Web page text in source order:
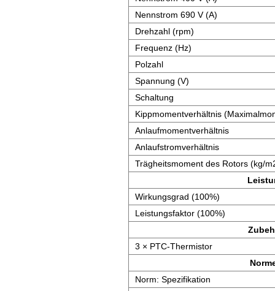
Nennstrom 690 V (A)
Drehzahl (rpm)
Frequenz (Hz)
Polzahl
Spannung (V)
Schaltung
Kippmomentverhältnis
Anlaufmomentverhältnis
Anlaufstromverhältnis
Trägheitsmoment des Rotors (kg/
Wirkungsgrad (100%)
Leistungsfaktor (100%)
3 × PTC-Thermistor
Norm: Spezifikation